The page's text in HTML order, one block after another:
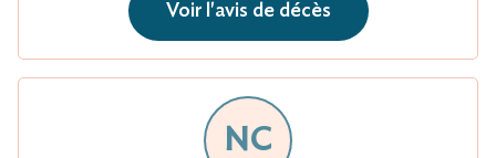
Voir l'avis de décès
NC